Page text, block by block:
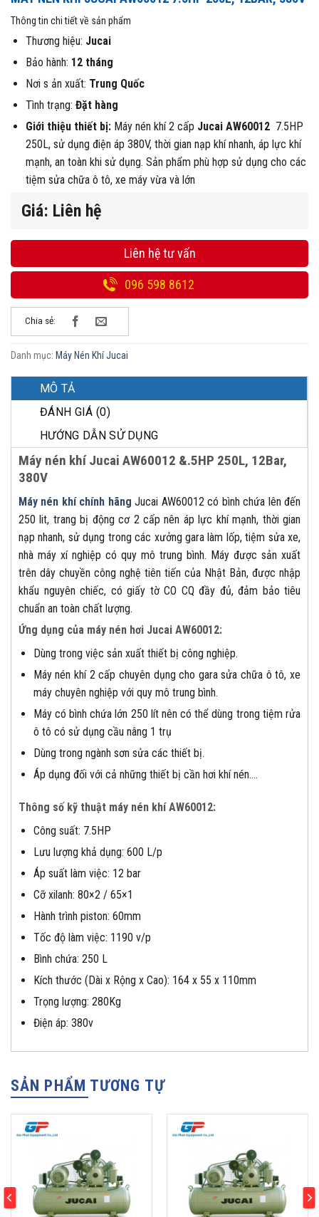
Thông tin chi tiết về sản phẩm
Thương hiệu: Jucai
Bảo hành: 12 tháng
Nơi s ản xuất: Trung Quốc
Tình trạng: Đặt hàng
Giới thiệu thiết bị:Máy nén khí 2 cấp Jucai AW600127.5HP
250L, sử dụng điện áp 380V, thời gian nạp khí nhanh, áp lực khí
mạnh, an toàn khi sử dụng. Sản phẩm phù hợp sử dụng cho các
tiệm sửa chữa ô tô, xe máy vừa và lớn
Giá: Liên hệ
Liên hệ tư vấn
096 598 8612
Chia sẻ:
Danh mục: Máy Nén Khí Jucai
MÔ TẢ
ĐÁNH GIÁ (0)
HƯỚNG DẪN SỬ DỤNG
Máy nén khí Jucai AW60012 &.5HP 250L, 12Bar,
380V
Máy nén khí chính hãng Jucai AW60012 có bình chứa lên đến
250 lit, trang bị động cơ 2 cấp nên áp lực khí mạnh, thời gian
nạp nhanh, sử dụng trong các xưởng gara làm lốp, tiệm sửa xe,
nhà máy xí nghiệp có quy mô trung bình. Máy được sản xuất
trên dây chuyền công nghệ tiên tiến của Nhật Bản, được nhập
khẩu nguyên chiếc, có giấy tờ CO CQ đầy đủ, đảm bảo tiêu
chuẩn an toàn chất lượng.
Ứng dụng của máy nén hơi Jucai AW60012:
Dùng trong việc sản xuất thiết bị công nghiệp.
Máy nén khí 2 cấp chuyên dụng cho gara sửa chữa ô tô, xe
máy chuyên nghiệp với quy mô trung bình.
Máy có bình chứa lớn 250 lít nên có thể dùng trong tiệm rửa
ô tô có sử dụng cầu nâng 1 trụ
Dùng trong ngành sơn sửa các thiết bị.
Áp dụng đối với cả những thiết bị cần hơi khí nén….
Thông số kỹ thuật máy nén khí AW60012:
Công suất: 7.5HP
Lưu lượng khả dụng: 600 L/p
Áp suất làm việc: 12 bar
Cỡ xilanh: 80×2 / 65×1
Hành trình piston: 60mm
Tốc độ làm việc: 1190 v/p
Bình chứa: 250 L
Kích thước (Dài x Rộng x Cao): 164 x 55 x 110mm
Trọng lượng: 280Kg
Điện áp: 380v
SẢN PHẨM TƯƠNG TỰ